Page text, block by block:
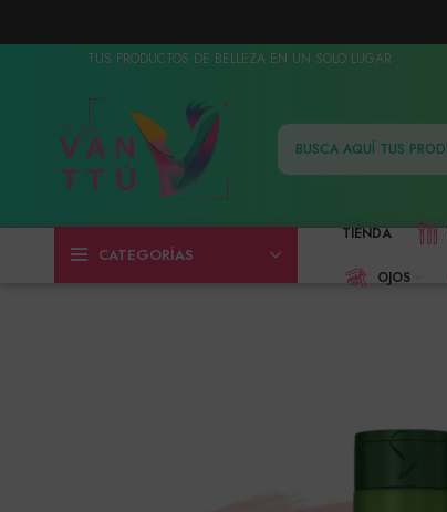
TUS PRODUCTOS DE BELLEZA EN UN SOLO LUGAR
CATEGORÍAS
TIENDA
OJOS